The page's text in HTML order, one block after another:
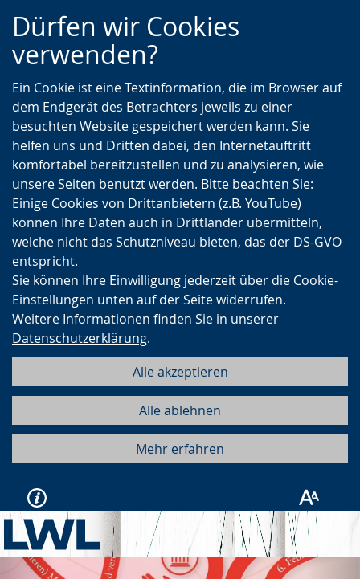
Zur
Hauptnavigation
Zur
Seitennavigation
Zum
Inhalt
Dürfen wir Cookies
verwenden?
Ein Cookie ist eine Textinformation, die im Browser auf
dem Endgerät des Betrachters jeweils zu einer
besuchten Website gespeichert werden kann. Sie
helfen uns und Dritten dabei, den Internetauftritt
komfortabel bereitzustellen und zu analysieren, wie
unsere Seiten benutzt werden. Bitte beachten Sie:
Einige Cookies von Drittanbietern (z.B. YouTube)
können Ihre Daten auch in Drittländer übermitteln,
welche nicht das Schutzniveau bieten, das der DS-GVO
entspricht.
Sie können Ihre Einwilligung jederzeit über die Cookie-
Einstellungen unten auf der Seite widerrufen.
Weitere Informationen finden Sie in unserer
Datenschutzerklärung.
Alle akzeptieren
Alle ablehnen
Mehr erfahren
Vorherige